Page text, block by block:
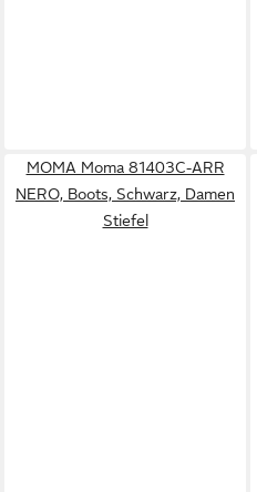
MOMA Moma 81403C-ARR
NERO, Boots, Schwarz, Damen
Stiefel